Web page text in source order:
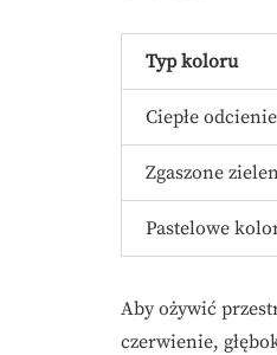
Typ koloru
Ciepłe
Zgaszone
Pastelowe
Aby ożywić
czerwienie,